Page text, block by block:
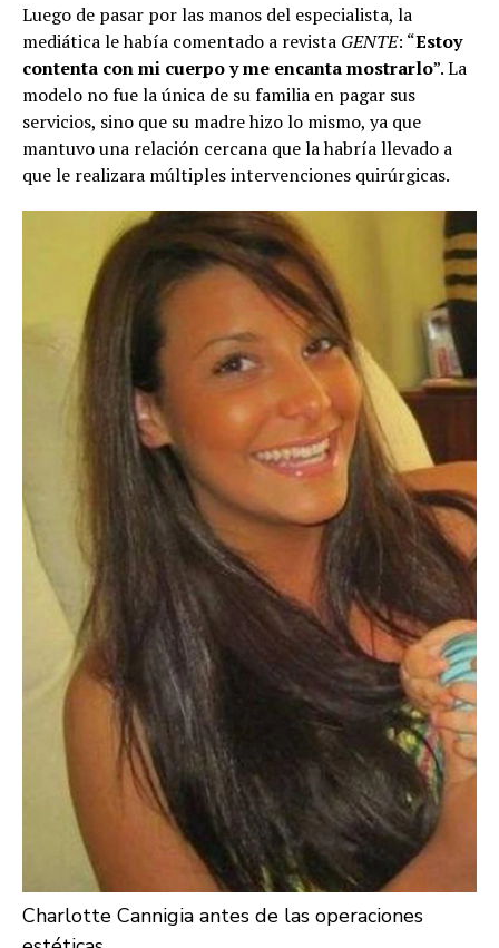
Luego de pasar por las manos del especialista, la
mediática le había comentado a revista GENTE: “Estoy
contenta con mi cuerpo y me encanta mostrarlo”. La
modelo no fue la única de su familia en pagar sus
servicios, sino que su madre hizo lo mismo, ya que
mantuvo una relación cercana que la habría llevado a
que le realizara múltiples intervenciones quirúrgicas.
Charlotte Cannigia antes de las operaciones